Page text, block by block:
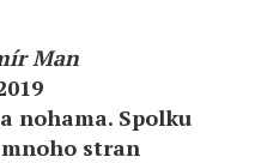
Man
nohama. Spolku
stran